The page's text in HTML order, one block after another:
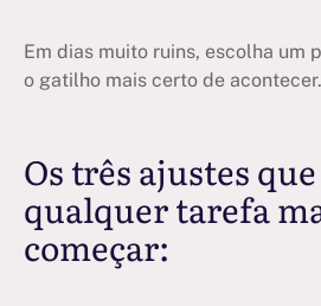
Em dias muito ruins, escolha um
o gatilho mais certo de acontecer.
Os três ajustes
qualquer tarefa
começar: